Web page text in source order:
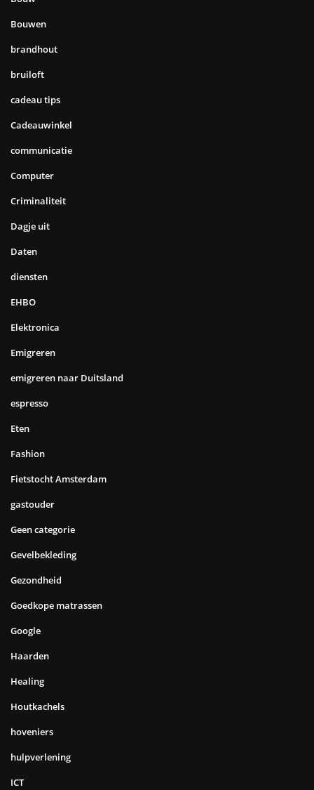
Bouwen
brandhout
bruiloft
cadeau tips
Cadeauwinkel
communicatie
Computer
Criminaliteit
Dagje uit
Daten
diensten
EHBO
Elektronica
Emigreren
emigreren naar Duitsland
espresso
Eten
Fashion
Fietstocht Amsterdam
gastouder
Geen categorie
Gevelbekleding
Gezondheid
Goedkope matrassen
Google
Haarden
Healing
Houtkachels
hoveniers
hulpverlening
ICT